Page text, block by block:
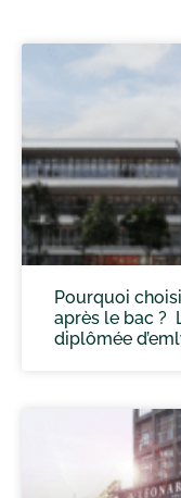
Pourquoi
après le bac ?
diplômée